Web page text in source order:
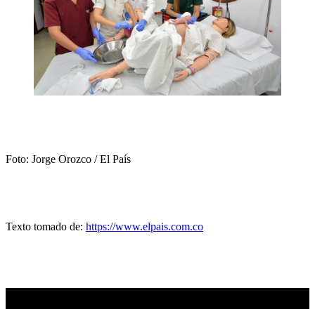
Foto: Jorge Orozco / El País
Texto tomado de: https://www.elpais.com.co